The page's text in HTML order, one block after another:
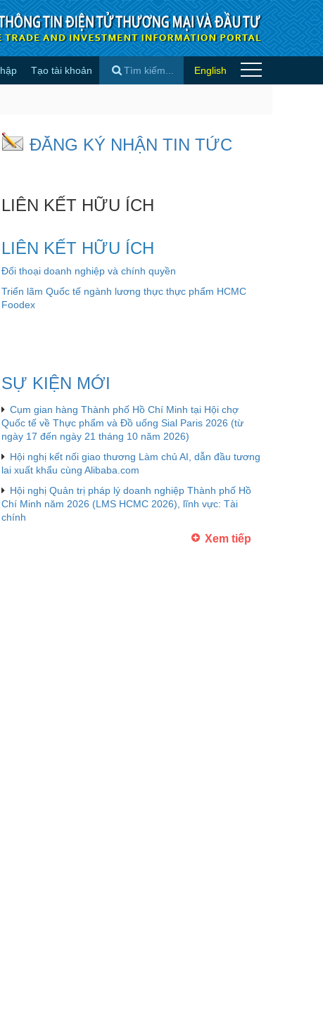
Tạo tài khoản English
ĐĂNG KÝ NHẬN TIN TỨC
LIÊN KẾT HỮU ÍCH
LIÊN KẾT HỮU ÍCH
Đối thoại doanh nghiệp và chính quyền
Triển lãm Quốc tế ngành lương thực thực phẩm HCMC
Foodex
SỰ KIỆN MỚI
Cụm gian hàng Thành phố Hồ Chí Minh tại Hội chợ
Quốc tế về Thực phẩm và Đồ uống Sial Paris 2026 (từ
ngày 17 đến ngày 21 tháng 10 năm 2026)
Hội nghị kết nối giao thương Làm chủ AI, dẫn đầu tương
lai xuất khẩu cùng Alibaba.com
Hội nghị Quản trị pháp lý doanh nghiệp Thành phố Hồ
Chí Minh năm 2026 (LMS HCMC 2026), lĩnh vực: Tài
chính
Xem tiếp